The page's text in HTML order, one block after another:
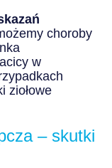
choroby
w
ziołowe
– skutki